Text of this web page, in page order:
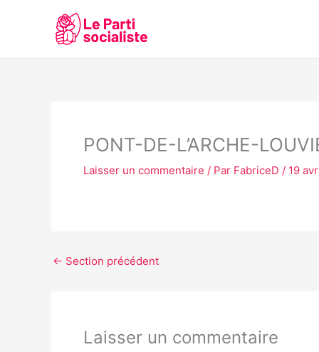
PONT-DE-L’ARCHE-
Laisser un commentaire / Par FabriceD / 19
← Section précédent
Laisser un commentaire